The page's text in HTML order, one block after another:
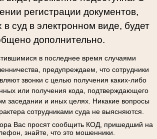
регистрации документов,
суд в электронном виде, будет
дополнительно.
в последнее время случаями
предупреждаем, что сотрудники
звонки с целью получения каких-либо
или получения кода, подтверждающего
заседании и иных целях. Никакие вопросы
сотрудниками суда не выясняются.
Вас просят сообщить КОД, пришедший на
знайте, что это мошенники.